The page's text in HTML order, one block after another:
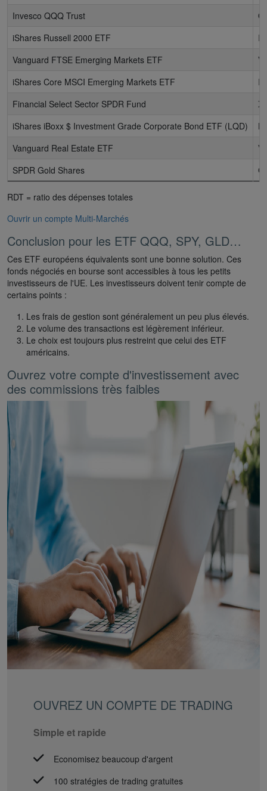
Invesco QQQ Trust
iShares Russell 2000 ETF
Vanguard FTSE Emerging Markets ETF
iShares Core MSCI Emerging Markets ETF
Financial Select Sector SPDR Fund
iShares iBoxx $ Investment Grade Corporate Bond ETF (LQD)
Vanguard Real Estate ETF
SPDR Gold Shares
RDT = ratio des dépenses totales
Ouvrir un compte Multi-Marchés
Conclusion pour les ETF QQQ, SPY, GLD…
Ces ETF européens équivalents sont une bonne solution. Ces
fonds négociés en bourse sont accessibles à tous les petits
investisseurs de l'UE. Les investisseurs doivent tenir compte de
certains points :
Les frais de gestion sont généralement un peu plus élevés.
Le volume des transactions est légèrement inférieur.
Le choix est toujours plus restreint que celui des ETF
américains.
Ouvrez votre compte d'investissement avec
des commissions très faibles
OUVREZ UN COMPTE DE TRADING
Simple et rapide
Economisez beaucoup d'argent
100 stratégies de trading gratuites